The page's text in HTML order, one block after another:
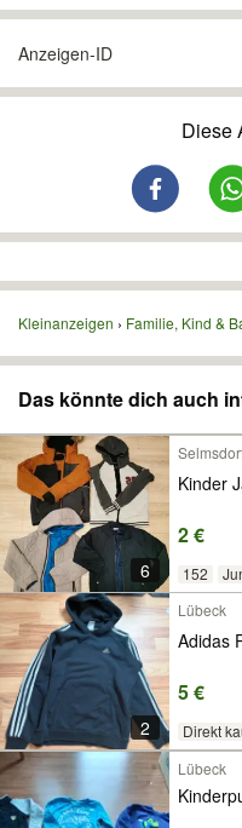
Anzeigen-ID
Diese
Kleinanzeigen Familie, Kind &
Das könnte dich auch
6
Kinder
2 €
152
2
Lübeck
Adidas
5 €
Direkt
Lübeck